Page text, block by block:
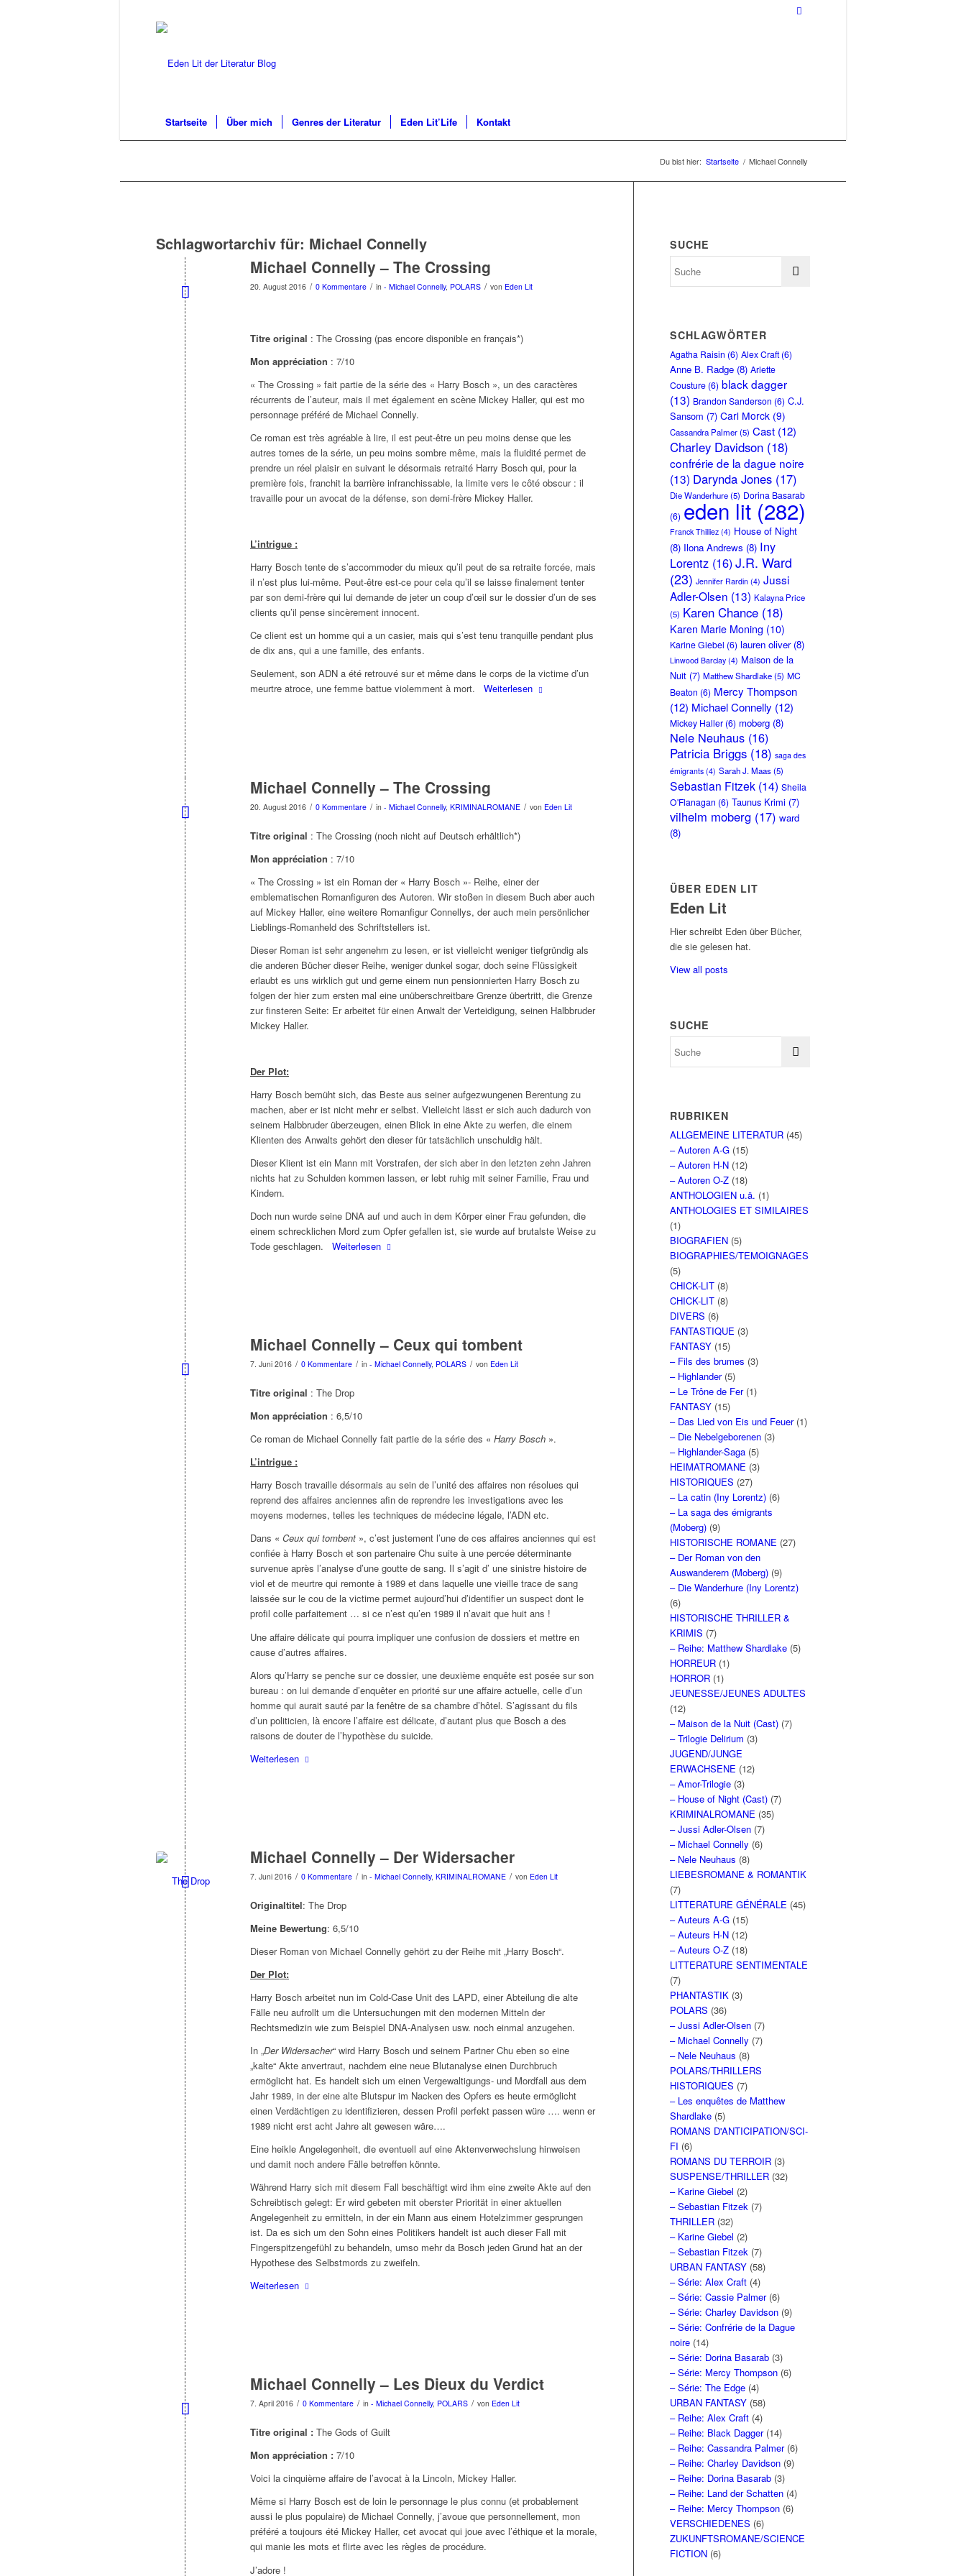
Startseite Über mich Genres der Literatur Eden Lit’Life Kontakt
Du bist hier: Startseite / Michael Connelly
Schlagwortarchiv für: Michael Connelly
Michael Connelly – The Crossing
20. August 2016 / 0 Kommentare / in - Michael Connelly, POLARS / von Eden Lit
Titre original : The Crossing (pas encore disponible en français*)
Mon appréciation : 7/10
« The Crossing » fait partie de la série des « Harry Bosch », un des caractères
récurrents de l’auteur, mais il met également en scène Mickey Haller, qui est mo
personnage préféré de Michael Connelly.
Ce roman est très agréable à lire, il est peut-être un peu moins dense que les
autres tomes de la série, un peu moins sombre même, mais la fluidité permet de
prendre un réel plaisir en suivant le désormais retraité Harry Bosch qui, pour la
première fois, franchit la barrière infranchissable, la limite vers le côté obscur : il
travaille pour un avocat de la défense, son demi-frère Mickey Haller.
L’intrigue :
Harry Bosch tente de s’accommoder du mieux qu’il peut de sa retraite forcée, mais
il n’est plus lui-même. Peut-être est-ce pour cela qu’il se laisse finalement tenter
par son demi-frère qui lui demande de jeter un coup d’œil sur le dossier d’un de ses
clients qu’il pense sincèrement innocent.
Ce client est un homme qui a un casier, mais qui s’est tenu tranquille pendant plus
de dix ans, qui a une famille, des enfants.
Seulement, son ADN a été retrouvé sur et même dans le corps de la victime d’un
meurtre atroce, une femme battue violemment à mort. Weiterlesen
Michael Connelly – The Crossing
20. August 2016 / 0 Kommentare / in - Michael Connelly, KRIMINALROMANE / von Eden Lit
Titre original : The Crossing (noch nicht auf Deutsch erhältlich*)
Mon appréciation : 7/10
« The Crossing » ist ein Roman der « Harry Bosch »- Reihe, einer der
emblematischen Romanfiguren des Autoren. Wir stoßen in diesem Buch aber auch
auf Mickey Haller, eine weitere Romanfigur Connellys, der auch mein persönlicher
Lieblings-Romanheld des Schriftstellers ist.
Dieser Roman ist sehr angenehm zu lesen, er ist vielleicht weniger tiefgründig als
die anderen Bücher dieser Reihe, weniger dunkel sogar, doch seine Flüssigkeit
erlaubt es uns wirklich gut und gerne einem nun pensionnierten Harry Bosch zu
folgen der hier zum ersten mal eine unüberschreitbare Grenze übertritt, die Grenze
zur finsteren Seite: Er arbeitet für einen Anwalt der Verteidigung, seinen Halbbruder
Mickey Haller.
Der Plot:
Harry Bosch bemüht sich, das Beste aus seiner aufgezwungenen Berentung zu
machen, aber er ist nicht mehr er selbst. Vielleicht lässt er sich auch dadurch von
seinem Halbbruder überzeugen, einen Blick in eine Akte zu werfen, die einem
Klienten des Anwalts gehört den dieser für tatsächlich unschuldig hält.
Dieser Klient ist ein Mann mit Vorstrafen, der sich aber in den letzten zehn Jahren
nichts hat zu Schulden kommen lassen, er lebt ruhig mit seiner Familie, Frau und
Kindern.
Doch nun wurde seine DNA auf und auch in dem Körper einer Frau gefunden, die
einem schrecklichen Mord zum Opfer gefallen ist, sie wurde auf brutalste Weise zu
Tode geschlagen. Weiterlesen
Michael Connelly – Ceux qui tombent
7. Juni 2016 / 0 Kommentare / in - Michael Connelly, POLARS / von Eden Lit
Titre original : The Drop
Mon appréciation : 6,5/10
Ce roman de Michael Connelly fait partie de la série des « Harry Bosch ».
L’intrigue :
Harry Bosch travaille désormais au sein de l’unité des affaires non résolues qui
reprend des affaires anciennes afin de reprendre les investigations avec les
moyens modernes, telles les techniques de médecine légale, l’ADN etc.
Dans « Ceux qui tombent », c’est justement l’une de ces affaires anciennes qui est
confiée à Harry Bosch et son partenaire Chu suite à une percée déterminante
survenue après l’analyse d’une goutte de sang. Il s’agit d’ une sinistre histoire de
viol et de meurtre qui remonte à 1989 et dans laquelle une vieille trace de sang
laissée sur le cou de la victime permet aujourd’hui d’identifier un suspect dont le
profil colle parfaitement … si ce n’est qu’en 1989 il n’avait que huit ans !
Une affaire délicate qui pourra impliquer une confusion de dossiers et mettre en
cause d’autres affaires.
Alors qu’Harry se penche sur ce dossier, une deuxième enquête est posée sur son
bureau : on lui demande d’enquêter en priorité sur une affaire actuelle, celle d’un
homme qui aurait sauté par la fenêtre de sa chambre d’hôtel. S’agissant du fils
d’un politicien, là encore l’affaire est délicate, d’autant plus que Bosch a des
raisons de douter de l’hypothèse du suicide.
Weiterlesen
Michael Connelly – Der Widersacher
7. Juni 2016 / 0 Kommentare / in - Michael Connelly, KRIMINALROMANE / von Eden Lit
Originaltitel: The Drop
Meine Bewertung: 6,5/10
Dieser Roman von Michael Connelly gehört zu der Reihe mit „Harry Bosch“.
Der Plot:
Harry Bosch arbeitet nun im Cold-Case Unit des LAPD, einer Abteilung die alte
Fälle neu aufrollt um die Untersuchungen mit den modernen Mitteln der
Rechtsmedizin wie zum Beispiel DNA-Analysen usw. noch einmal anzugehen.
In „Der Widersacher“ wird Harry Bosch und seinem Partner Chu eben so eine
„kalte“ Akte anvertraut, nachdem eine neue Blutanalyse einen Durchbruch
ermöglicht hat. Es handelt sich um einen Vergewaltigungs- und Mordfall aus dem
Jahr 1989, in der eine alte Blutspur im Nacken des Opfers es heute ermöglicht
einen Verdächtigen zu identifizieren, dessen Profil perfekt passen würe …. wenn er
1989 nicht erst acht Jahre alt gewesen wäre….
Eine heikle Angelegenheit, die eventuell auf eine Aktenverwechslung hinweisen
und damit noch andere Fälle betreffen könnte.
Während Harry sich mit diesem Fall beschäftigt wird ihm eine zweite Akte auf den
Schreibtisch gelegt: Er wird gebeten mit oberster Priorität in einer aktuellen
Angelegenheit zu ermitteln, in der ein Mann aus einem Hotelzimmer gesprungen
ist. Da es sich um den Sohn eines Politikers handelt ist auch dieser Fall mit
Fingerspitzengefühl zu behandeln, umso mehr da Bosch jeden Grund hat an der
Hypothese des Selbstmords zu zweifeln.
Weiterlesen
Michael Connelly – Les Dieux du Verdict
7. April 2016 / 0 Kommentare / in - Michael Connelly, POLARS / von Eden Lit
Titre original : The Gods of Guilt
Mon appréciation : 7/10
Voici la cinquième affaire de l’avocat à la Lincoln, Mickey Haller.
Même si Harry Bosch est de loin le personnage le plus connu (et probablement
aussi le plus populaire) de Michael Connelly, j’avoue que personnellement, mon
préféré a toujours été Mickey Haller, cet avocat qui joue avec l’éthique et la morale,
qui manie les mots et flirte avec les règles de procédure.
J’adore !
SUCHE
SCHLAGWÖRTER
Agatha Raisin (6) Alex Craft (6)
Anne B. Radge (8) Arlette
Cousture (6) black dagger
(13) Brandon Sanderson (6) C.J.
Sansom (7) Carl Morck (9)
Cassandra Palmer(5) Cast (12)
Charley Davidson (18)
confrérie de la dague noire
(13) Darynda Jones (17)
Die Wanderhure(5) Dorina Basarab
(6) eden lit (282)
Franck Thilliez (4) House of Night
(8) Ilona Andrews (8) Iny
Lorentz (16)J.R. Ward
(23) Jennifer Rardin (4) Jussi
Adler-Olsen (13) Kalayna Price
(5) Karen Chance (18)
Karen Marie Moning (10)
Karine Giebel (6) lauren oliver(8)
Linwood Barclay (4) Maison de la
Nuit (7) Matthew Shardlake(5) MC
Beaton (6) Mercy Thompson
(12) Michael Connelly (12)
Mickey Haller (6) moberg (8)
Nele Neuhaus (16)
Patricia Briggs (18) saga des
émigrants (4) Sarah J. Maas(5)
Sebastian Fitzek (14) Sheila
O'Flanagan (6) Taunus Krimi (7)
vilhelm moberg (17) ward
(8)
ÜBER EDEN LIT
Eden Lit
Hier schreibt Eden über Bücher,
die sie gelesen hat.
View all posts
SUCHE
RUBRIKEN
ALLGEMEINE LITERATUR (45)
– Autoren A-G (15)
– Autoren H-N (12)
– Autoren O-Z (18)
ANTHOLOGIEN u.ä. (1)
ANTHOLOGIES ET SIMILAIRES
(1)
BIOGRAFIEN (5)
BIOGRAPHIES/TEMOIGNAGES
(5)
CHICK-LIT (8)
CHICK-LIT (8)
DIVERS (6)
FANTASTIQUE (3)
FANTASY (15)
– Fils des brumes (3)
– Highlander(5)
– Le Trône de Fer(1)
FANTASY (15)
– Das Lied von Eis und Feuer(1)
– Die Nebelgeborenen (3)
– Highlander-Saga (5)
HEIMATROMANE (3)
HISTORIQUES (27)
– La catin (Iny Lorentz) (6)
– La saga des émigrants
(Moberg) (9)
HISTORISCHE ROMANE (27)
– Der Roman von den
Auswanderern (Moberg) (9)
– Die Wanderhure (Iny Lorentz)
(6)
HISTORISCHE THRILLER &
KRIMIS (7)
– Reihe: Matthew Shardlake (5)
HORREUR (1)
HORROR (1)
JEUNESSE/JEUNES ADULTES
(12)
– Maison de la Nuit (Cast) (7)
– Trilogie Delirium (3)
JUGEND/JUNGE
ERWACHSENE (12)
– Amor-Trilogie (3)
– House of Night (Cast) (7)
KRIMINALROMANE (35)
– Jussi Adler-Olsen (7)
– Michael Connelly (6)
– Nele Neuhaus (8)
LIEBESROMANE & ROMANTIK
(7)
LITTERATURE GÉNÉRALE (45)
– Auteurs A-G (15)
– Auteurs H-N (12)
– Auteurs O-Z (18)
LITTERATURE SENTIMENTALE
(7)
PHANTASTIK (3)
POLARS (36)
– Jussi Adler-Olsen (7)
– Michael Connelly (7)
– Nele Neuhaus (8)
POLARS/THRILLERS
HISTORIQUES (7)
– Les enquêtes de Matthew
Shardlake (5)
ROMANS D'ANTICIPATION/SCI-
FI (6)
ROMANS DU TERROIR (3)
SUSPENSE/THRILLER (32)
– Karine Giebel (2)
– Sebastian Fitzek (7)
THRILLER (32)
– Karine Giebel (2)
– Sebastian Fitzek (7)
URBAN FANTASY (58)
– Série: Alex Craft (4)
– Série: Cassie Palmer(6)
– Série: Charley Davidson (9)
– Série: Confrérie de la Dague
noire (14)
– Série: Dorina Basarab (3)
– Série: Mercy Thompson (6)
– Série: The Edge (4)
URBAN FANTASY (58)
– Reihe: Alex Craft (4)
– Reihe: Black Dagger(14)
– Reihe: Cassandra Palmer(6)
– Reihe: Charley Davidson (9)
– Reihe: Dorina Basarab (3)
– Reihe: Land der Schatten (4)
– Reihe: Mercy Thompson (6)
VERSCHIEDENES (6)
ZUKUNFTSROMANE/SCIENCE
FICTION (6)